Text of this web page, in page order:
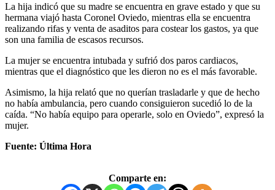
La hija indicó que su madre se encuentra en grave estado y que su
hermana viajó hasta Coronel Oviedo, mientras ella se encuentra
realizando rifas y venta de asaditos para costear los gastos, ya que
son una familia de escasos recursos.
La mujer se encuentra intubada y sufrió dos paros cardiacos,
mientras que el diagnóstico que les dieron no es el más favorable.
Asimismo, la hija relató que no querían trasladarle y que de hecho
no había ambulancia, pero cuando consiguieron sucedió lo de la
caída. “No había equipo para operarle, solo en Oviedo”, expresó la
mujer.
Fuente: Última Hora
Comparte en: